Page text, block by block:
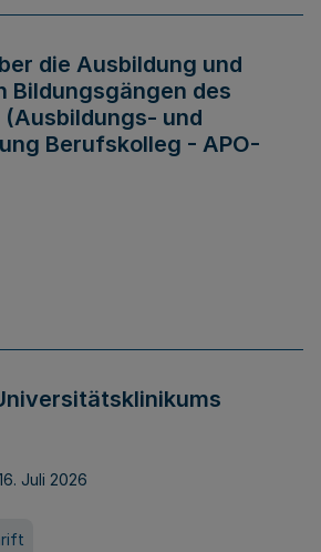
die Ausbildung und
Bildungsgängen des
und
Berufskolleg - APO-
Juli 2026